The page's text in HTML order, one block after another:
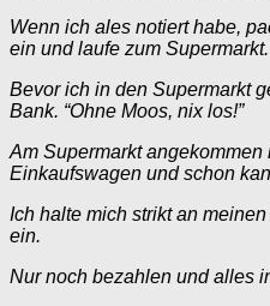
Wenn ich ales notiert habe,
ein und laufe zum Supermarkt.
Bevor ich in den Supermarkt
Bank. “Ohne Moos, nix los!”
Am Supermarkt
Einkaufswagen und schon
Ich halte mich strikt an
ein.
Nur noch bezahlen und alles